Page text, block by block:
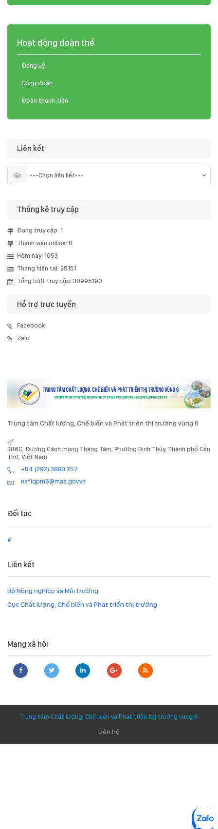
Hoạt động đoàn thể
Đảng uỷ
Công đoàn
Đoàn thanh niên
Liên kết
Thống kê truy cập
Đang truy cập: 1
Thành viên online: 0
Hôm nay: 1053
Tháng hiện tại: 25151
Tổng lượt truy cập: 38995190
Hỗ trợ trực tuyến
Facebook
Zalo
Trung tâm Chất lượng, Chế biến và Phát triển thị trường vùng 6
386C, Đường Cách mạng Tháng Tám, Phường Bình Thủy, Thành phố Cần
Thơ, Việt Nam
+84 (292) 3883 257
nafiqpm6@mae.gov.vn
Đối tác
#
Liên kết
Bộ Nông nghiệp và Môi trường
Cục Chất lượng, Chế biến và Phát triển thị trường
Mạng xã hội
Trung tâm Chất lượng, Chế biến và Phát triển thị trường vùng 6
Liên hệ